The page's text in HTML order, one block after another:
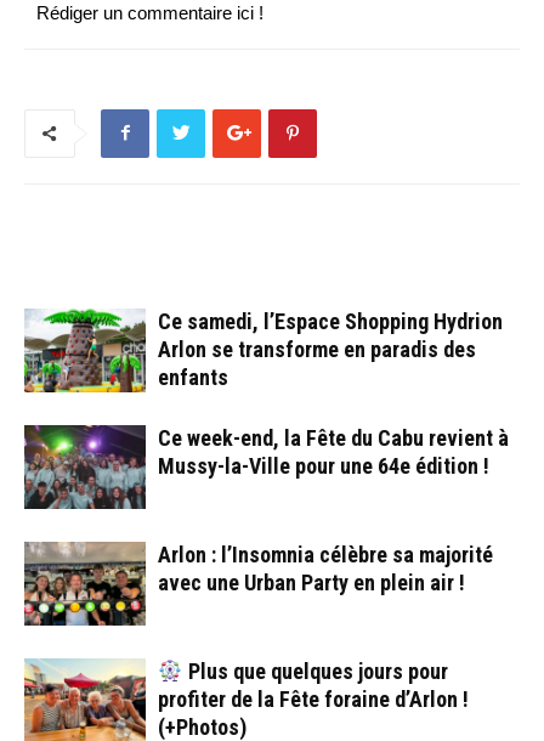
Rédiger un commentaire ici !
Ce samedi, l’Espace Shopping Hydrion
Arlon se transforme en paradis des
enfants
Ce week-end, la Fête du Cabu revient à
Mussy-la-Ville pour une 64e édition !
Arlon : l’Insomnia célèbre sa majorité
avec une Urban Party en plein air !
Plus que quelques jours pour
profiter de la Fête foraine d’Arlon !
(+Photos)